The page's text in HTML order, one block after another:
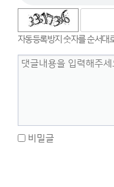
자동등록방지 숫자를 순서대
비밀글